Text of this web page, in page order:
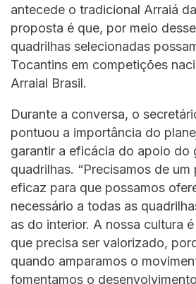
antecede o tradicional Arraiá
proposta é que, por meio
quadrilhas selecionadas
Tocantins em competições
Arraial Brasil.
Durante a conversa, o
pontuou a importância do
garantir a eficácia do apoio do
quadrilhas. “Precisamos de um
eficaz para que possamos
necessário a todas as
as do interior. A nossa cultura
que precisa ser valorizado,
quando amparamos o
fomentamos o